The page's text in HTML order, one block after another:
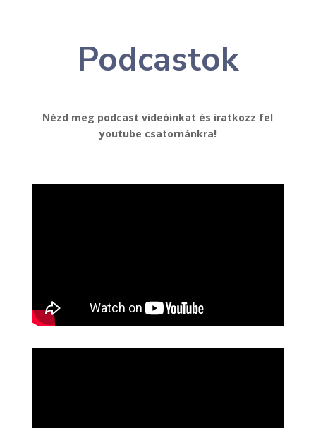
Podcastok
Nézd meg podcast videóinkat és iratkozz fel
youtube csatornánkra!